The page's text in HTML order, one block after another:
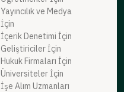
Yayıncılık ve Medya
İçin
İçerik Denetimi İçin
Geliştiriciler İçin
Hukuk Firmaları İçin
Üniversiteler İçin
İşe Alım Uzmanları